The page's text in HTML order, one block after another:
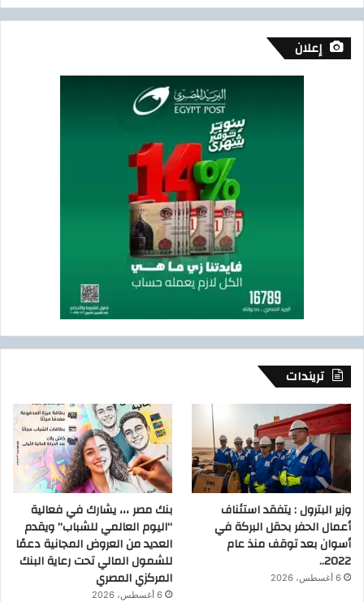
إعلان
تريندات
وزير البترول : يتفقد استئناف
أعمال الحفر بحقل البركة في
أسوان بعد توقف منذ عام
2022..
6 أغسطس، 2026
بنك مصر ،،، يشارك في فعالية
“اليوم العالمي للشباب” ويقدم
العديد من العروض المجانية دعمًا
للشمول المالي تحت رعاية البنك
المركزي المصري
6 أغسطس، 2026